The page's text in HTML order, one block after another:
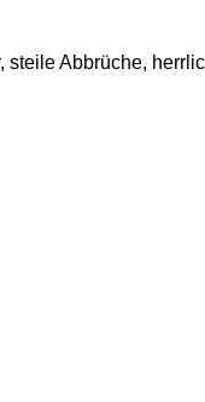
steile Abbrüche,